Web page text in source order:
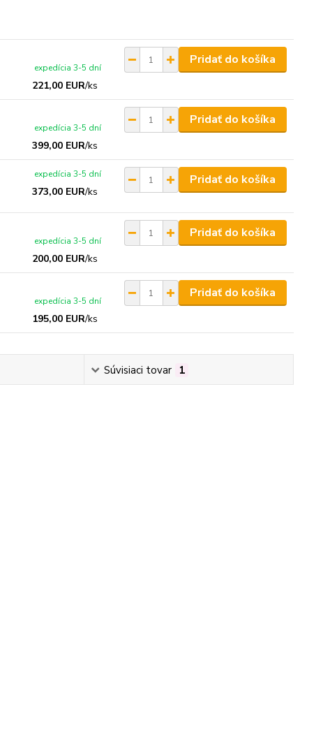
221,00 EUR/ks
expedícia 3-5 dní
Pridať do košíka
399,00 EUR/ks
expedícia 3-5 dní
Pridať do košíka
373,00 EUR/ks
expedícia 3-5 dní Pridať do košíka
200,00 EUR/ks
expedícia 3-5 dní
Pridať do košíka
195,00 EUR/ks
expedícia 3-5 dní
Pridať do košíka
Súvisiaci tovar 1